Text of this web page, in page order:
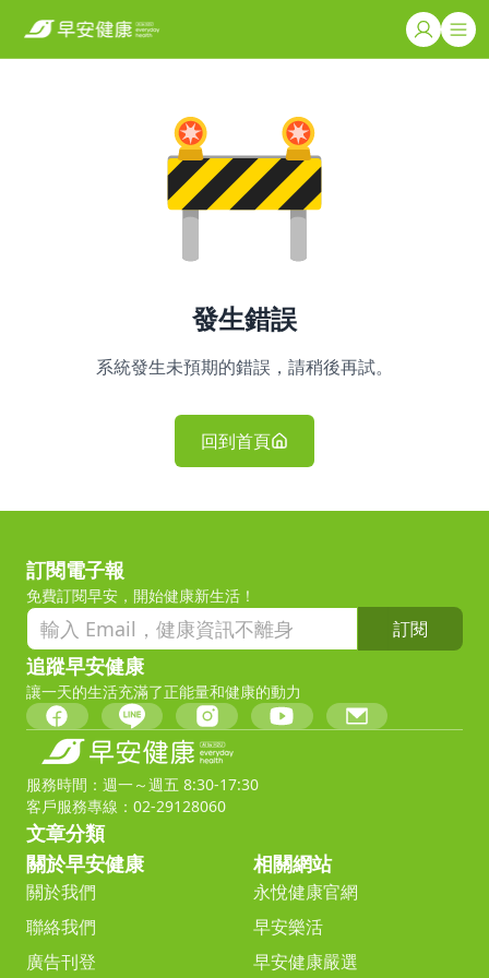
發生錯誤
系統發生未預期的錯誤，請稍後再試。
回到首頁
訂閱電子報
免費訂閱早安，開始健康新生活！
訂閱
追蹤早安健康
讓一天的生活充滿了正能量和健康的動力
服務時間：週一～週五 8:30-17:30
客戶服務專線：02-29128060
文章分類
關於早安健康
關於我們
聯絡我們
廣告刊登
相關網站
永悅健康官網
早安樂活
早安健康嚴選